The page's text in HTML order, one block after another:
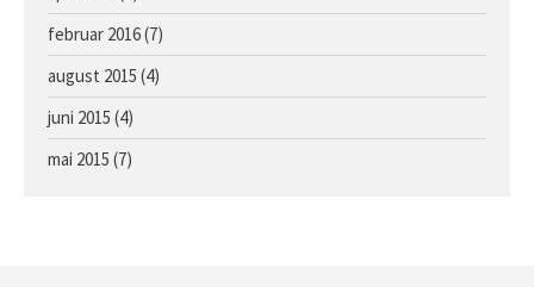
februar 2016(7)
august 2015 (4)
juni 2015 (4)
mai 2015 (7)